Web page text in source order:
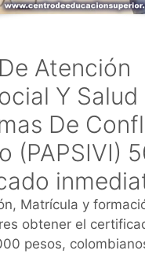
Atención
Y
De
(PAPSIVI)
Matrícula y
obtener el
pesos,